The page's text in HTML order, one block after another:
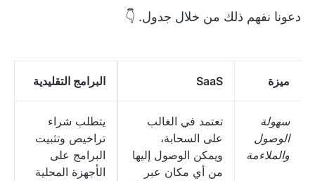
دعونا نفهم ذلك من خلال جدول. 👇
ميزة SaaS البرامج التقليدية
سهولة
الوصول
والملاءمة
تعتمد في الغالب
على السحابة،
ويمكن الوصول إليها
من أي مكان عبر
يتطلب شراء
تراخيص وتثبيت
البرامج على
الأجهزة المحلية